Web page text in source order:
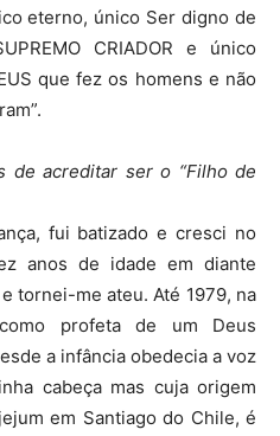
eterno, único Ser digno de
CRIADOR e único
que fez os homens e não
de acreditar ser o “Filho de
fui batizado e cresci no
anos de idade em diante
tornei-me ateu. Até 1979, na
profeta de um Deus
a infância obedecia a voz
cabeça mas cuja origem
em Santiago do Chile, é